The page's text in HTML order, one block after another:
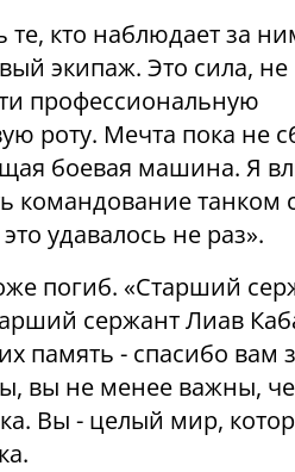
кто наблюдает за
экипаж. Это сила, не
профессиональную
роту. Мечта пока не
боевая машина. Я
командование танком
удавалось не раз».
погиб. «Старший
сержант Лиав
память - спасибо вам
вы не менее важны,
Вы - целый мир,